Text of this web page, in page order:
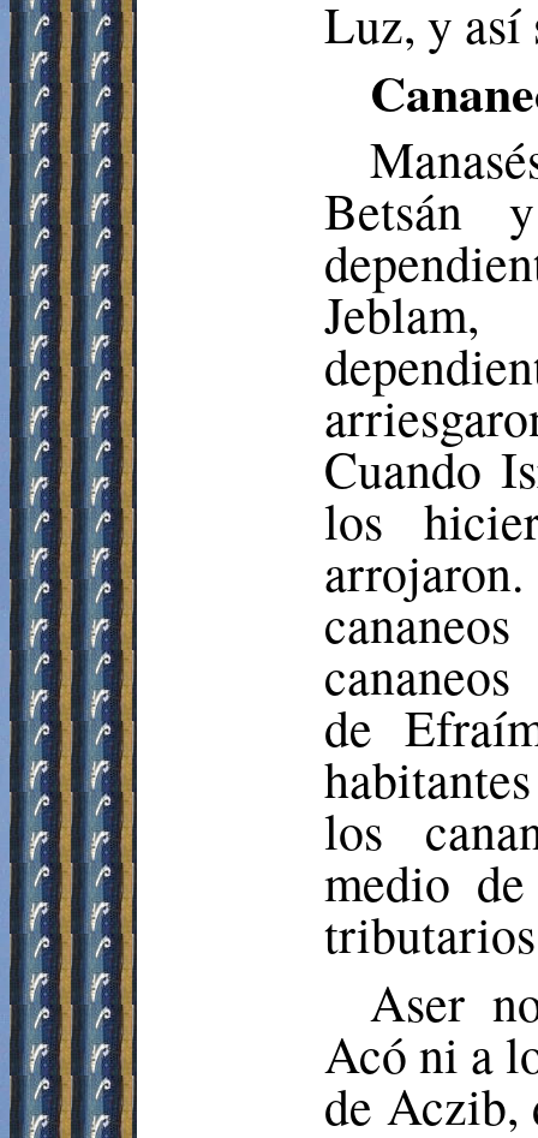
Luz, y así
Betsán
Jeblam
Cuando
los
de
los
medio
Aserno
Acóni a
de Aczib,